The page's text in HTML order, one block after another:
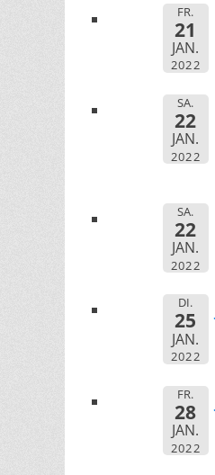
FR.
21
JAN.
2022
SA.
22
JAN.
2022
SA.
22
JAN.
2022
DI.
25
JAN.
2022
FR.
28
JAN.
2022